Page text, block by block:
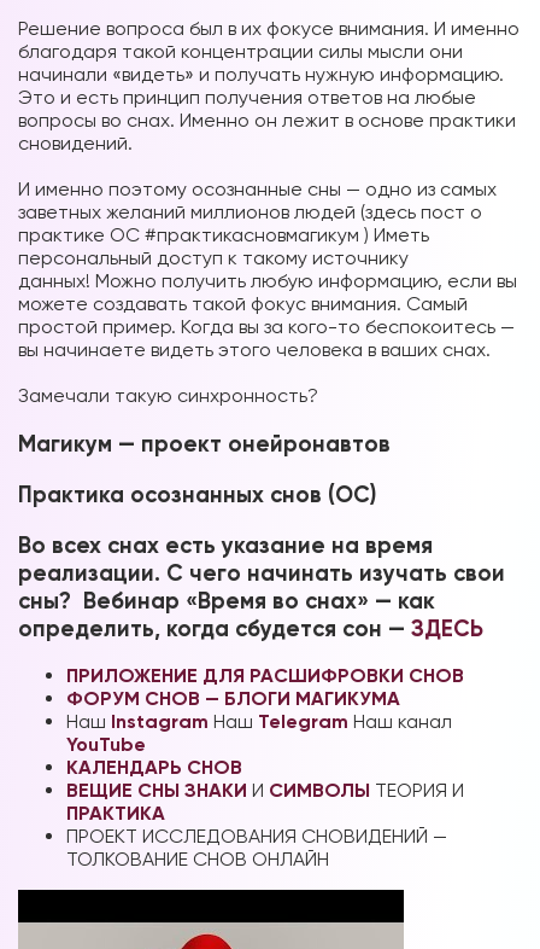
Решение вопроса был в их фокусе внимания. И именно
благодаря такой концентрации силы мысли они
начинали «видеть» и получать нужную информацию.
Это и есть принцип получения ответов на любые
вопросы во снах. Именно он лежит в основе практики
сновидений.
И именно поэтому осознанные сны — одно из самых
заветных желаний миллионов людей (здесь пост о
практике ОС #практикасновмагикум ) Иметь
персональный доступ к такому источнику
данных! Можно получить любую информацию, если вы
можете создавать такой фокус внимания. Самый
простой пример. Когда вы за кого-то беспокоитесь —
вы начинаете видеть этого человека в ваших снах.
Замечали такую синхронность?
Магикум — проект онейронавтов
Практика осознанных снов (ОС)
Во всех снах есть указание на время
реализации. С чего начинать изучать свои
сны? Вебинар «Время во снах» — как
определить, когда сбудется сон — ЗДЕСЬ
ПРИЛОЖЕНИЕ ДЛЯ РАСШИФРОВКИ СНОВ
ФОРУМ СНОВ — БЛОГИ МАГИКУМА
Наш Instagram Наш Telegram Наш канал
YouTube
КАЛЕНДАРЬ СНОВ
ВЕЩИЕ СНЫ ЗНАКИ И СИМВОЛЫ ТЕОРИЯ И
ПРАКТИКА
ПРОЕКТ ИССЛЕДОВАНИЯ СНОВИДЕНИЙ —
ТОЛКОВАНИЕ СНОВ ОНЛАЙН